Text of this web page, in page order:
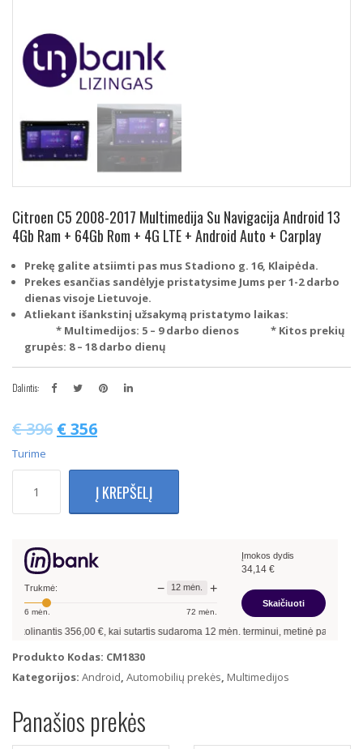
Citroen C5 2008-2017 Multimedija Su Navigacija Android 13
4Gb Ram + 64Gb Rom + 4G LTE + Android Auto + Carplay
Prekę galite atsiimti pas mus Stadiono g. 16, Klaipėda.
Prekes esančias sandėlyje pristatysime Jums per 1-2 darbo
dienas visoje Lietuvoje.
Atliekant išankstinį užsakymą pristatymo laikas:
* Multimedijos: 5 – 9 darbo dienos * Kitos prekių
grupės: 8 – 18 darbo dienų
Dalintis:
€396 €356
Turime
kiekis:
2017
Multimedija
Su
Navigacija
4Gb
Ram
Rom
+
Į KREPŠELĮ
Trukmė: − 12 mėn. +
6 mėn. 72 mėn.
Įmokos dydis
34,14 €
Skaičiuoti
356,00€, kai sutartis sudaroma12mėn. terminui, metinė palūkanų norma
Produkto Kodas: CM1830
Kategorijos: Android, Automobilių prekės, Multimedijos
Panašios prekės